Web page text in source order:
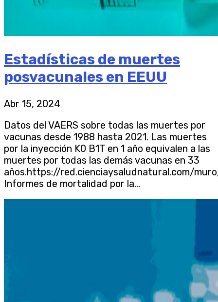
Estadísticas de muertes
posvacunales en EEUU
Abr 15, 2024
Datos del VAERS sobre todas las muertes por
vacunas desde 1988 hasta 2021. Las muertes
por la inyección K0 B1T en 1 año equivalen a las
muertes por todas las demás vacunas en 33
años.https://red.cienciaysaludnatural.com/
Informes de mortalidad por la...